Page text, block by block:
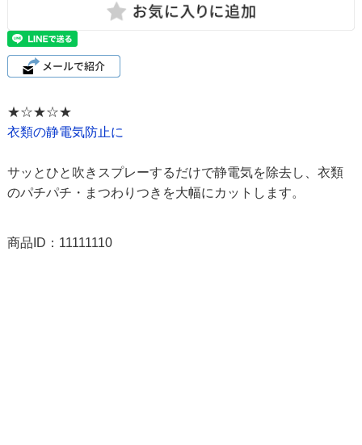
★☆★☆★
衣類の静電気防止に
サッとひと吹きスプレーするだけで静電気を除去し、衣類
のパチパチ・まつわりつきを大幅にカットします。
商品ID：11111110